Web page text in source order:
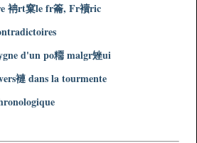
袡rt窠le fr籥, Fr襩ric
d'un po糥 malgr矬ui
褳 dans la tourmente